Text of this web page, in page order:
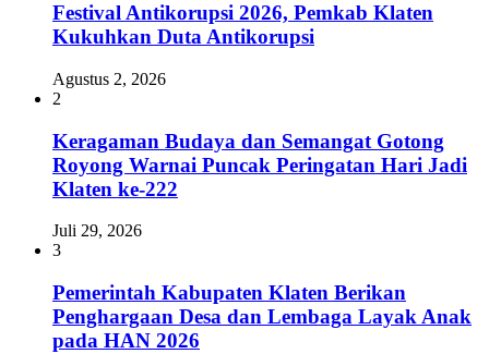
Festival Antikorupsi 2026, Pemkab Klaten
Kukuhkan Duta Antikorupsi
Agustus 2, 2026
2
Keragaman Budaya dan Semangat Gotong
Royong Warnai Puncak Peringatan Hari Jadi
Klaten ke-222
Juli 29, 2026
3
Pemerintah Kabupaten Klaten Berikan
Penghargaan Desa dan Lembaga Layak Anak
pada HAN 2026